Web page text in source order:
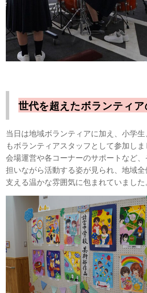
世代を超えたボランティア
当日は地域ボランティアに加え、小学
もボランティアスタッフとして参加しま
会場運営や各コーナーのサポートなど
担いながら活動する姿が見られ、地域
支える温かな雰囲気に包まれていました。